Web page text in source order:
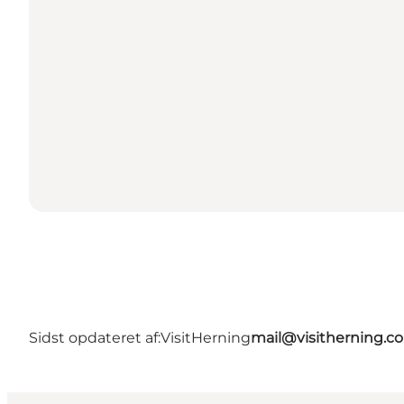
Sidst opdateret af:VisitHerning